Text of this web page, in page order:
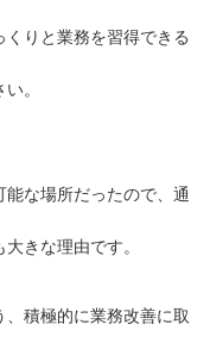
りと業務を習得できる
。
な場所だったので、通
きな理由です。
積極的に業務改善に取